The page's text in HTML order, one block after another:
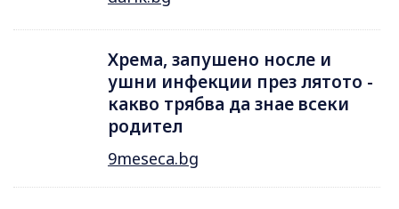
Хрема, запушено носле и
ушни инфекции през лятотo -
какво трябва да знае всеки
родител
9meseca.bg